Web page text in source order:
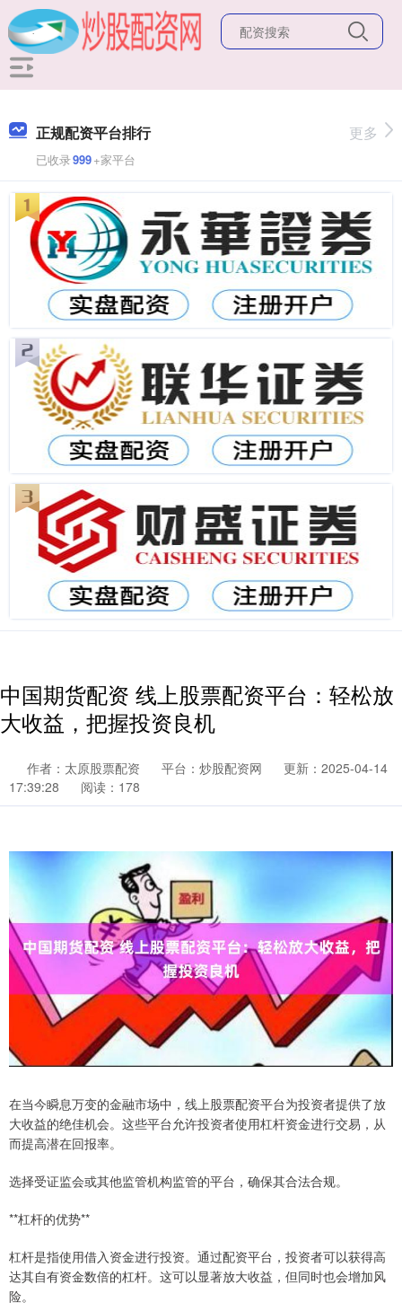
正规配资平台排行
已收录999+家平台
更多
中国期货配资 线上股票配资平台：轻松放
大收益，把握投资良机
作者：太原股票配资 平台：炒股配资网
更新：2025-04-14
17:39:28
阅读：178
在当今瞬息万变的金融市场中，线上股票配资平台为投资者提供了放
大收益的绝佳机会。这些平台允许投资者使用杠杆资金进行交易，从
而提高潜在回报率。
选择受证监会或其他监管机构监管的平台，确保其合法合规。
**杠杆的优势**
杠杆是指使用借入资金进行投资。通过配资平台，投资者可以获得高
达其自有资金数倍的杠杆。这可以显著放大收益，但同时也会增加风
险。